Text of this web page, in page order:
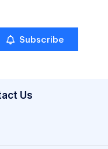
Subscribe
Us